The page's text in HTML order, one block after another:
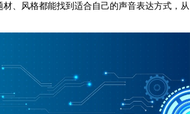
、风格都能找到适合自己的声音表达方式，从